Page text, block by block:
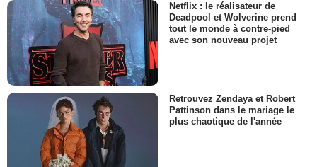
Netflix : le réalisateur de
Deadpool et Wolverine prend
tout le monde à contre-pied
avec son nouveau projet
Retrouvez Zendaya et Robert
Pattinson dans le mariage le
plus chaotique de l'année